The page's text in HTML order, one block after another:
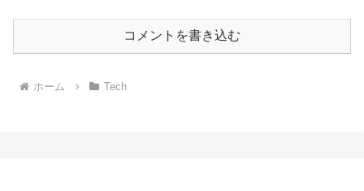
コメントを書き込む
ホーム Tech